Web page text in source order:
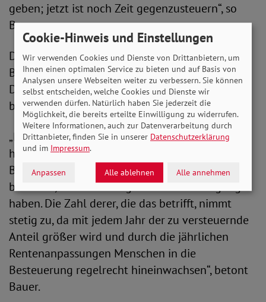
geben; jetzt ist noch Zeit gegenzusteuern“, so
Bauer.
Der SoVD begrüßt, dass der Finanzhof eine
Berechnung vorlegt, die dabei hilft eine
Doppelbesteuerung zu vermeiden
beziehungsweise diese zu ermitteln.
„Das Urteil darf jedoch nicht darüber
hinwegtäuschen, dass die nachgelagerte
Besteuerung für viele Menschen schlichtweg
bedeutet, dass sie weniger Geld zur Verfügung
haben. Die Zahl derer, die das betrifft, nimmt
stetig zu, da mit jedem Jahr der zu versteuernde
Anteil größer wird und durch die jährlichen
Rentenanpassungen Menschen in die
Besteuerung regelrecht hineinwachsen“, betont
Bauer.
Cookie-Hinweis und Einstellungen
Wir verwenden Cookies und Dienste von Drittanbietern, um
Ihnen einen optimalen Service zu bieten und auf Basis von
Analysen unsere Webseiten weiter zu verbessern. Sie können
selbst entscheiden, welche Cookies und Dienste wir
verwenden dürfen. Natürlich haben Sie jederzeit die
Möglichkeit, die bereits erteilte Einwilligung zu widerrufen.
Weitere Informationen, auch zur Datenverarbeitung durch
Drittanbieter, finden Sie in unserer Datenschutzerklärung
und im Impressum.
Anpassen Alle ablehnen Alle annehmen